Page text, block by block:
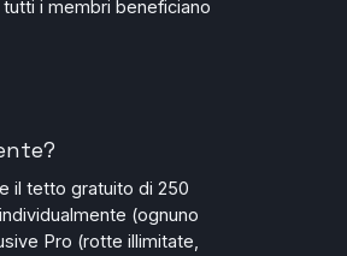
i membri beneficiano
il tetto gratuito di 250
(ognuno
Pro (rotte illimitate,